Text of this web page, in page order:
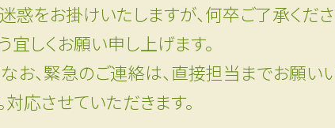
惑をお掛けいたしますが、何卒ご了承くだ
宜しくお願い申し上げます。
お、緊急のご連絡は、直接担当までお願い
対応させていただきます。